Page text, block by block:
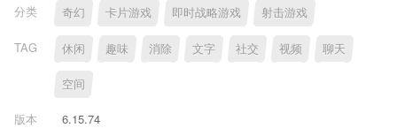
分类
奇幻 卡片游戏 即时战略游戏 射击游戏
TAG 休闲 趣味 消除 文字 社交 视频 聊天
空间
版本
6.15.74